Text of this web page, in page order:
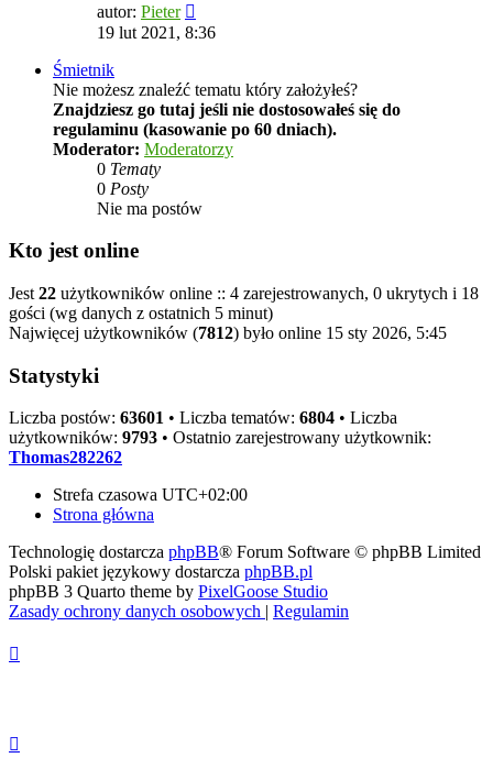
autor: Pieter
najnowszy
19 lut 2021, 8:36
Śmietnik
Nie możesz znaleźć tematu który założyłeś?
Znajdziesz go tutaj jeśli nie dostosowałeś się do
regulaminu (kasowanie po 60 dniach).
Moderator: Moderatorzy
0 Tematy
0 Posty
Nie ma postów
Kto jest online
Jest 22 użytkowników online :: 4 zarejestrowanych, 0 ukrytych i 18
gości (wg danych z ostatnich 5 minut)
Najwięcej użytkowników (7812) było online 15 sty 2026, 5:45
Statystyki
Liczba postów: 63601 • Liczba tematów: 6804 • Liczba
użytkowników: 9793 • Ostatnio zarejestrowany użytkownik:
Thomas282262
Strefa czasowa UTC+02:00
Strona główna
Technologię dostarcza phpBB® Forum Software © phpBB Limited
Polski pakiet językowy dostarcza phpBB.pl
phpBB 3 Quarto theme by PixelGoose Studio
Zasady ochrony danych osobowych
Regulamin